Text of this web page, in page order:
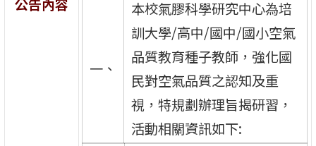
公告內容
一、
本校氣膠科學研究中心為培
訓大學/高中/國中/國小空氣
品質教育種子教師，強化國
民對空氣品質之認知及重
視，特規劃辦理旨揭研習，
活動相關資訊如下: